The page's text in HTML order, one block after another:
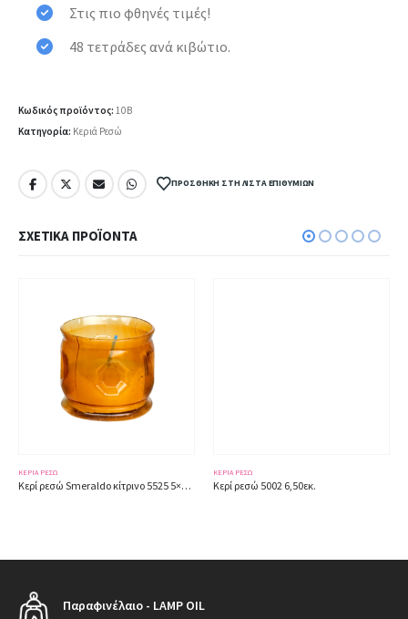
Στις πιο φθηνές τιμές!
48 τετράδες ανά κιβώτιο.
Κωδικός προϊόντος: 10Β
Κατηγορία: Κεριά Ρεσώ
ΠΡΟΣΘΉΚΗ ΣΤΗ ΛΊΣΤΑ ΕΠΙΘΥΜΙΏΝ
ΣΧΕΤΙΚΆ ΠΡΟΪΌΝΤΑ
ΚΕΡΙΆ ΡΕΣΏ
Κερί ρεσώ Smeraldo κίτρινο 5525 5×5,50εκ.
ΚΕΡΙΆ ΡΕΣΏ
Κερί ρεσώ 5002 6,50εκ.
Παραφινέλαιο - LAMP OIL